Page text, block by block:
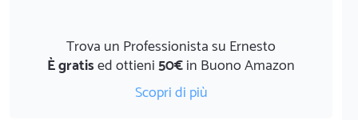
Trova un Professionista su Ernesto
È gratised ottieni50€in Buono Amazon
Scopri di più